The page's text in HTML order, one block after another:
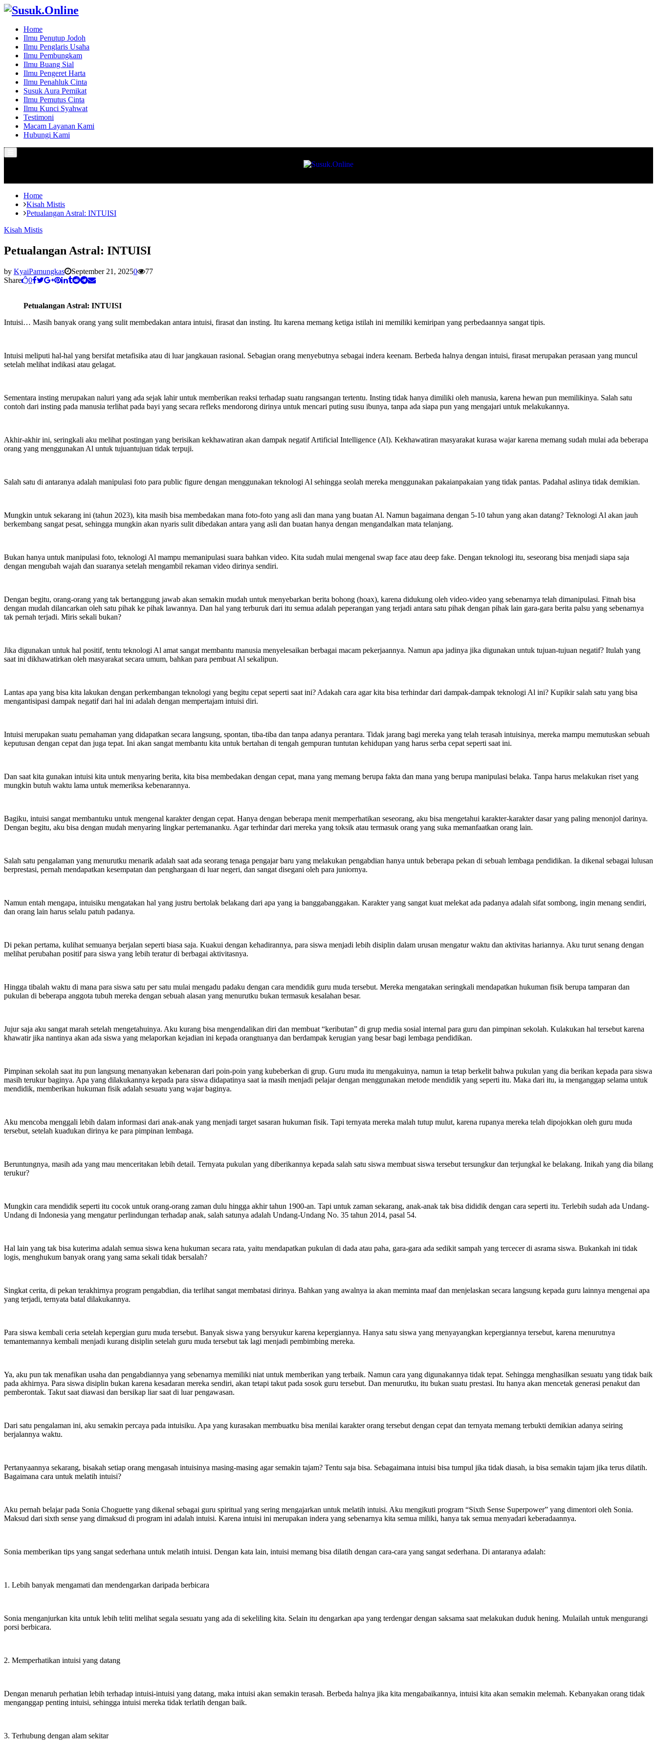
Home
Ilmu Penutup Jodoh
Ilmu Penglaris Usaha
Ilmu Pembungkam
Ilmu Buang Sial
Ilmu Pengeret Harta
Ilmu Penahluk Cinta
Susuk Aura Pemikat
Ilmu Pemutus Cinta
Ilmu Kunci Syahwat
Testimoni
Macam Layanan Kami
Hubungi Kami
Menu
Home
Kisah Mistis
Petualangan Astral: INTUISI
Kisah Mistis
Petualangan Astral: INTUISI
by KyaiPamungkas September 21, 20250
77
Share
0
Petualangan Astral: INTUISI
Intuisi… Masih banyak orang yang sulit membedakan antara intuisi, firasat dan insting. Itu karena memang ketiga istilah ini memiliki kemiripan yang perbedaannya sangat tipis.
Intuisi meliputi hal-hal yang bersifat metafisika atau di luar jangkauan rasional. Sebagian orang menyebutnya sebagai indera keenam. Berbeda halnya dengan intuisi, firasat merupakan perasaan yang muncul
setelah melihat indikasi atau gelagat.
Sementara insting merupakan naluri yang ada sejak lahir untuk memberikan reaksi terhadap suatu rangsangan tertentu. Insting tidak hanya dimiliki oleh manusia, karena hewan pun memilikinya. Salah satu
contoh dari insting pada manusia terlihat pada bayi yang secara refleks mendorong dirinya untuk mencari puting susu ibunya, tanpa ada siapa pun yang mengajari untuk melakukannya.
Akhir-akhir ini, seringkali aku melihat postingan yang berisikan kekhawatiran akan dampak negatif Artificial Intelligence (Al). Kekhawatiran masyarakat kurasa wajar karena memang sudah mulai ada beberapa
orang yang menggunakan Al untuk tujuantujuan tidak terpuji.
Salah satu di antaranya adalah manipulasi foto para public figure dengan menggunakan teknologi Al sehingga seolah mereka menggunakan pakaianpakaian yang tidak pantas. Padahal aslinya tidak demikian.
Mungkin untuk sekarang ini (tahun 2023), kita masih bisa membedakan mana foto-foto yang asli dan mana yang buatan Al. Namun bagaimana dengan 5-10 tahun yang akan datang? Teknologi Al akan jauh
berkembang sangat pesat, sehingga mungkin akan nyaris sulit dibedakan antara yang asli dan buatan hanya dengan mengandalkan mata telanjang.
Bukan hanya untuk manipulasi foto, teknologi Al mampu memanipulasi suara bahkan video. Kita sudah mulai mengenal swap face atau deep fake. Dengan teknologi itu, seseorang bisa menjadi siapa saja
dengan mengubah wajah dan suaranya setelah mengambil rekaman video dirinya sendiri.
Dengan begitu, orang-orang yang tak bertanggung jawab akan semakin mudah untuk menyebarkan berita bohong (hoax), karena didukung oleh video-video yang sebenarnya telah dimanipulasi. Fitnah bisa
dengan mudah dilancarkan oleh satu pihak ke pihak lawannya. Dan hal yang terburuk dari itu semua adalah peperangan yang terjadi antara satu pihak dengan pihak lain gara-gara berita palsu yang sebenarnya
tak pernah terjadi. Miris sekali bukan?
Jika digunakan untuk hal positif, tentu teknologi Al amat sangat membantu manusia menyelesaikan berbagai macam pekerjaannya. Namun apa jadinya jika digunakan untuk tujuan-tujuan negatif? Itulah yang
saat ini dikhawatirkan oleh masyarakat secara umum, bahkan para pembuat Al sekalipun.
Lantas apa yang bisa kita lakukan dengan perkembangan teknologi yang begitu cepat seperti saat ini? Adakah cara agar kita bisa terhindar dari dampak-dampak teknologi Al ini? Kupikir salah satu yang bisa
mengantisipasi dampak negatif dari hal ini adalah dengan mempertajam intuisi diri.
Intuisi merupakan suatu pemahaman yang didapatkan secara langsung, spontan, tiba-tiba dan tanpa adanya perantara. Tidak jarang bagi mereka yang telah terasah intuisinya, mereka mampu memutuskan sebuah
keputusan dengan cepat dan juga tepat. Ini akan sangat membantu kita untuk bertahan di tengah gempuran tuntutan kehidupan yang harus serba cepat seperti saat ini.
Dan saat kita gunakan intuisi kita untuk menyaring berita, kita bisa membedakan dengan cepat, mana yang memang berupa fakta dan mana yang berupa manipulasi belaka. Tanpa harus melakukan riset yang
mungkin butuh waktu lama untuk memeriksa kebenarannya.
Bagiku, intuisi sangat membantuku untuk mengenal karakter dengan cepat. Hanya dengan beberapa menit memperhatikan seseorang, aku bisa mengetahui karakter-karakter dasar yang paling menonjol darinya.
Dengan begitu, aku bisa dengan mudah menyaring lingkar pertemananku. Agar terhindar dari mereka yang toksik atau termasuk orang yang suka memanfaatkan orang lain.
Salah satu pengalaman yang menurutku menarik adalah saat ada seorang tenaga pengajar baru yang melakukan pengabdian hanya untuk beberapa pekan di sebuah lembaga pendidikan. Ia dikenal sebagai lulusan
berprestasi, pernah mendapatkan kesempatan dan penghargaan di luar negeri, dan sangat disegani oleh para juniornya.
Namun entah mengapa, intuisiku mengatakan hal yang justru bertolak belakang dari apa yang ia banggabanggakan. Karakter yang sangat kuat melekat ada padanya adalah sifat sombong, ingin menang sendiri,
dan orang lain harus selalu patuh padanya.
Di pekan pertama, kulihat semuanya berjalan seperti biasa saja. Kuakui dengan kehadirannya, para siswa menjadi lebih disiplin dalam urusan mengatur waktu dan aktivitas hariannya. Aku turut senang dengan
melihat perubahan positif para siswa yang lebih teratur di berbagai aktivitasnya.
Hingga tibalah waktu di mana para siswa satu per satu mulai mengadu padaku dengan cara mendidik guru muda tersebut. Mereka mengatakan seringkali mendapatkan hukuman fisik berupa tamparan dan
pukulan di beberapa anggota tubuh mereka dengan sebuah alasan yang menurutku bukan termasuk kesalahan besar.
Jujur saja aku sangat marah setelah mengetahuinya. Aku kurang bisa mengendalikan diri dan membuat “keributan” di grup media sosial internal para guru dan pimpinan sekolah. Kulakukan hal tersebut karena
khawatir jika nantinya akan ada siswa yang melaporkan kejadian ini kepada orangtuanya dan berdampak kerugian yang besar bagi lembaga pendidikan.
Pimpinan sekolah saat itu pun langsung menanyakan kebenaran dari poin-poin yang kubeberkan di grup. Guru muda itu mengakuinya, namun ia tetap berkelit bahwa pukulan yang dia berikan kepada para siswa
masih terukur baginya. Apa yang dilakukannya kepada para siswa didapatinya saat ia masih menjadi pelajar dengan menggunakan metode mendidik yang seperti itu. Maka dari itu, ia menganggap selama untuk
mendidik, memberikan hukuman fisik adalah sesuatu yang wajar baginya.
Aku mencoba menggali lebih dalam informasi dari anak-anak yang menjadi target sasaran hukuman fisik. Tapi ternyata mereka malah tutup mulut, karena rupanya mereka telah dipojokkan oleh guru muda
tersebut, setelah kuadukan dirinya ke para pimpinan lembaga.
Beruntungnya, masih ada yang mau menceritakan lebih detail. Ternyata pukulan yang diberikannya kepada salah satu siswa membuat siswa tersebut tersungkur dan terjungkal ke belakang. Inikah yang dia bilang
terukur?
Mungkin cara mendidik seperti itu cocok untuk orang-orang zaman dulu hingga akhir tahun 1900-an. Tapi untuk zaman sekarang, anak-anak tak bisa dididik dengan cara seperti itu. Terlebih sudah ada Undang-
Undang di Indonesia yang mengatur perlindungan terhadap anak, salah satunya adalah Undang-Undang No. 35 tahun 2014, pasal 54.
Hal lain yang tak bisa kuterima adalah semua siswa kena hukuman secara rata, yaitu mendapatkan pukulan di dada atau paha, gara-gara ada sedikit sampah yang tercecer di asrama siswa. Bukankah ini tidak
logis, menghukum banyak orang yang sama sekali tidak bersalah?
Singkat cerita, di pekan terakhirnya program pengabdian, dia terlihat sangat membatasi dirinya. Bahkan yang awalnya ia akan meminta maaf dan menjelaskan secara langsung kepada guru lainnya mengenai apa
yang terjadi, ternyata batal dilakukannya.
Para siswa kembali ceria setelah kepergian guru muda tersebut. Banyak siswa yang bersyukur karena kepergiannya. Hanya satu siswa yang menyayangkan kepergiannya tersebut, karena menurutnya
temantemannya kembali menjadi kurang disiplin setelah guru muda tersebut tak lagi menjadi pembimbing mereka.
Ya, aku pun tak menafikan usaha dan pengabdiannya yang sebenarnya memiliki niat untuk memberikan yang terbaik. Namun cara yang digunakannya tidak tepat. Sehingga menghasilkan sesuatu yang tidak baik
pada akhirnya. Para siswa disiplin bukan karena kesadaran mereka sendiri, akan tetapi takut pada sosok guru tersebut. Dan menurutku, itu bukan suatu prestasi. Itu hanya akan mencetak generasi penakut dan
pemberontak. Takut saat diawasi dan bersikap liar saat di luar pengawasan.
Dari satu pengalaman ini, aku semakin percaya pada intuisiku. Apa yang kurasakan membuatku bisa menilai karakter orang tersebut dengan cepat dan ternyata memang terbukti demikian adanya seiring
berjalannya waktu.
Pertanyaannya sekarang, bisakah setiap orang mengasah intuisinya masing-masing agar semakin tajam? Tentu saja bisa. Sebagaimana intuisi bisa tumpul jika tidak diasah, ia bisa semakin tajam jika terus dilatih.
Bagaimana cara untuk melatih intuisi?
Aku pernah belajar pada Sonia Choguette yang dikenal sebagai guru spiritual yang sering mengajarkan untuk melatih intuisi. Aku mengikuti program “Sixth Sense Superpower” yang dimentori oleh Sonia.
Maksud dari sixth sense yang dimaksud di program ini adalah intuisi. Karena intuisi ini merupakan indera yang sebenarnya kita semua miliki, hanya tak semua menyadari keberadaannya.
Sonia memberikan tips yang sangat sederhana untuk melatih intuisi. Dengan kata lain, intuisi memang bisa dilatih dengan cara-cara yang sangat sederhana. Di antaranya adalah:
1. Lebih banyak mengamati dan mendengarkan daripada berbicara
Sonia menganjurkan kita untuk lebih teliti melihat segala sesuatu yang ada di sekeliling kita. Selain itu dengarkan apa yang terdengar dengan saksama saat melakukan duduk hening. Mulailah untuk mengurangi
porsi berbicara.
2. Memperhatikan intuisi yang datang
Dengan menaruh perhatian lebih terhadap intuisi-intuisi yang datang, maka intuisi akan semakin terasah. Berbeda halnya jika kita mengabaikannya, intuisi kita akan semakin melemah. Kebanyakan orang tidak
menganggap penting intuisi, sehingga intuisi mereka tidak terlatih dengan baik.
3. Terhubung dengan alam sekitar